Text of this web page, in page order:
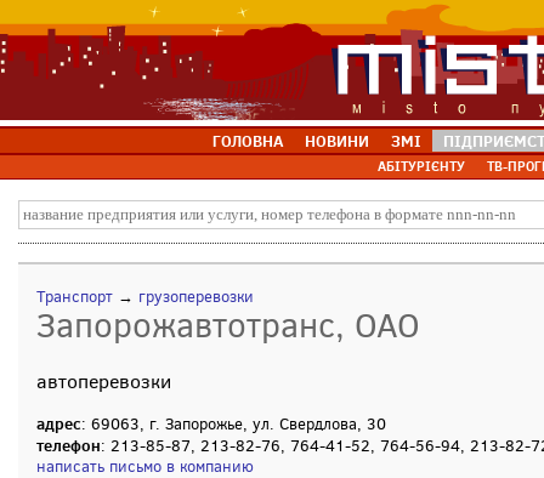
ГОЛОВНА НОВИНИ ЗМІ
АБІТУРІЄНТУ ТВ-
Транспорт → грузоперевозки
Запорожавтотранс, ОАО
автоперевозки
адрес: 69063, г. Запорожье, ул. Свердлова, 30
телефон: 213-85-87, 213-82-76, 764-41-52, 764-56-94, 213-82-
написать письмо в компанию